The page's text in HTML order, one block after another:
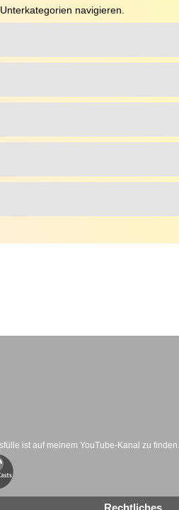
navigieren.
ist auf meinem YouTube-Kanal zu finden.
Rechtliches